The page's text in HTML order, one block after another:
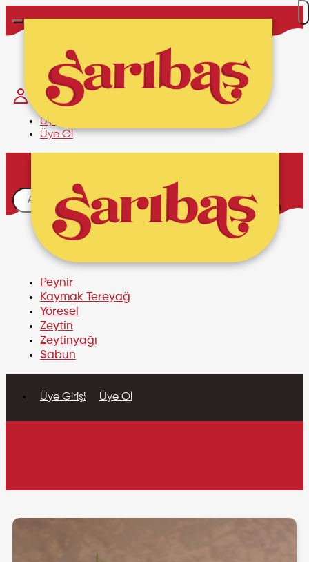
Hakkımızda
İletişim
Üye Girişi
Üye Ol
Sepetim
Alışveriş sepetinizde ürün
bulunmamaktadır.
Peynir
Kaymak Tereyağ
Yöresel
Zeytin
Zeytinyağı
Sabun
Üye Girişi Üye Ol